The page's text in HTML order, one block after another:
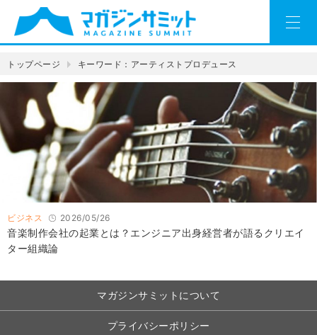
トップページ キーワード：アーティストプロデュース
ビジネス 2026/05/26
音楽制作会社の起業とは？エンジニア出身経営者が語るクリエイ
ター組織論
マガジンサミットについて
プライバシーポリシー